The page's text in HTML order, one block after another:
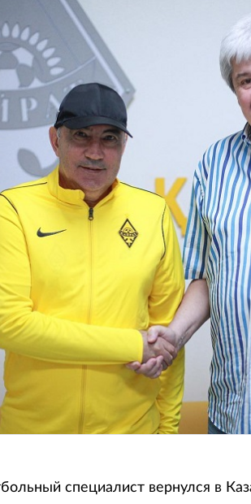
специалист вернулся в